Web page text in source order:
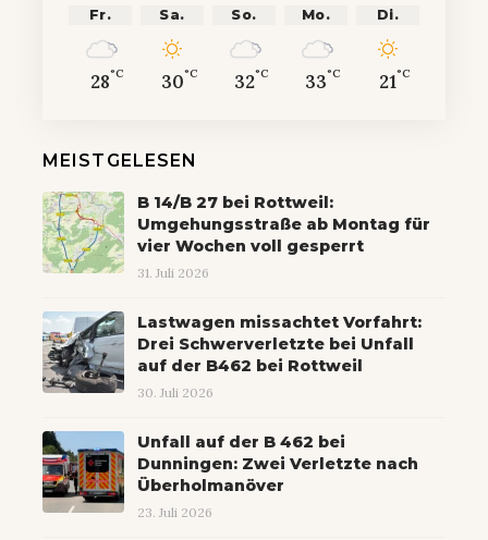
Fr.
28°C
Sa.
30°C
So.
32°C
Mo.
33°C
Di.
21°C
MEISTGELESEN
B 14/B 27 bei Rottweil:
Umgehungsstraße ab Montag für
vier Wochen voll gesperrt
31. Juli 2026
Lastwagen missachtet Vorfahrt:
Drei Schwerverletzte bei Unfall
auf der B462 bei Rottweil
30. Juli 2026
Unfall auf der B 462 bei
Dunningen: Zwei Verletzte nach
Überholmanöver
23. Juli 2026